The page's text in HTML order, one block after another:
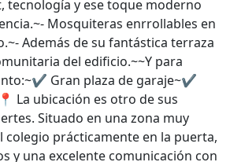
y ese toque moderno
Mosquiteras enrrollables en
Además de su fantástica terraza
del edificio.~~Y para
Gran plaza de garaje~✔
La ubicación es otro de sus
Situado en una zona muy
colegio prácticamente en la puerta,
y una excelente comunicación con